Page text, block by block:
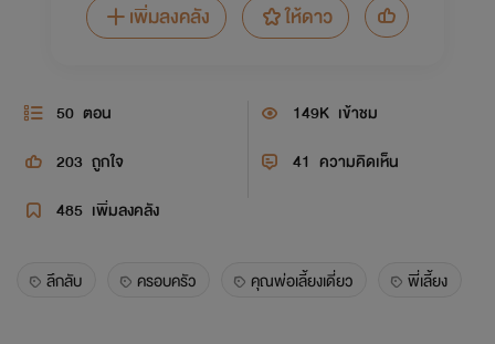
เพิ่มลงคลัง
ให้ดาว
50 ตอน 149K เข้าชม
203 ถูกใจ 41 ความคิดเห็น
485 เพิ่มลงคลัง
ลึกลับ ครอบครัว คุณพ่อเลี้ยงเดี่ยว พี่เลี้ยง